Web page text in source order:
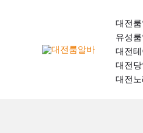
대전
유성
대전
대전
대전